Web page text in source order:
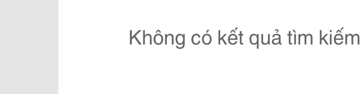
Không có kết quả tìm kiếm